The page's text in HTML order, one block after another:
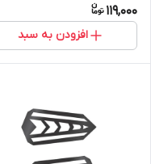
119,000
افزودن به سبد